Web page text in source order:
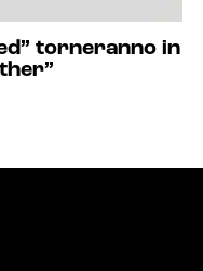
torneranno in